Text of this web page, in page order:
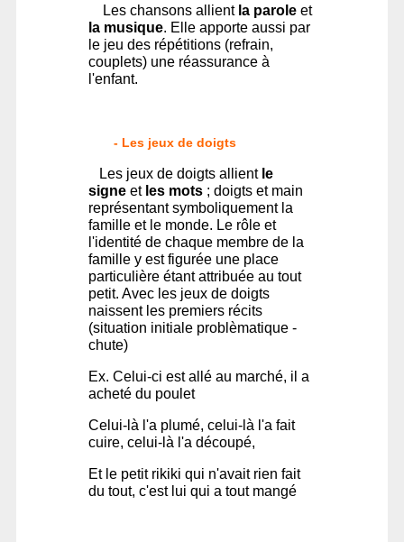
Les chansons allient la paroleet
la musique. Elle apporte aussi par
le jeu des répétitions (refrain,
couplets) une réassurance à
l'enfant.
- Les jeux de doigts
Les jeux de doigts allient le
signeet les mots; doigts et main
représentant symboliquement la
famille et le monde. Le rôle et
l'identité de chaque membre de la
famille y est figurée une place
particulière étant attribuée au tout
petit. Avec les jeux de doigts
naissent les premiers récits
(situation initiale problèmatique -
chute)
Ex. Celui-ci est allé au marché, il a
acheté du poulet
Celui-là l'a plumé, celui-là l'a fait
cuire, celui-là l'a découpé,
Et le petit rikiki qui n'avait rien fait
du tout, c'est lui qui a tout mangé